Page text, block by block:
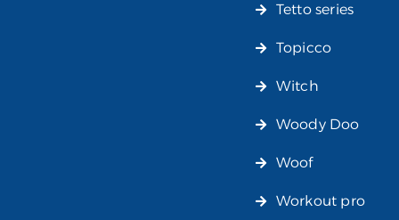
Tetto series
Topicco
Witch
Woody Doo
Woof
Workout pro